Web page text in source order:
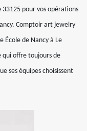
pour vos opérations
Comptoir art jewelry
École de Nancy à Le
qui offre toujours de
ses équipes choisissent